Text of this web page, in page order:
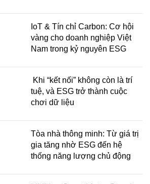
IoT & Tín chỉ Carbon: Cơ hội
vàng cho doanh nghiệp Việt
Nam trong kỷ nguyên ESG
Khi “kết nối” không còn là trí
tuệ, và ESG trở thành cuộc
chơi dữ liệu
Tòa nhà thông minh: Từ giá trị
gia tăng nhờ ESG đến hệ
thống năng lượng chủ động